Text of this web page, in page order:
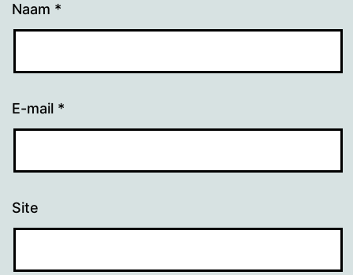
Naam *
E-mail *
Site